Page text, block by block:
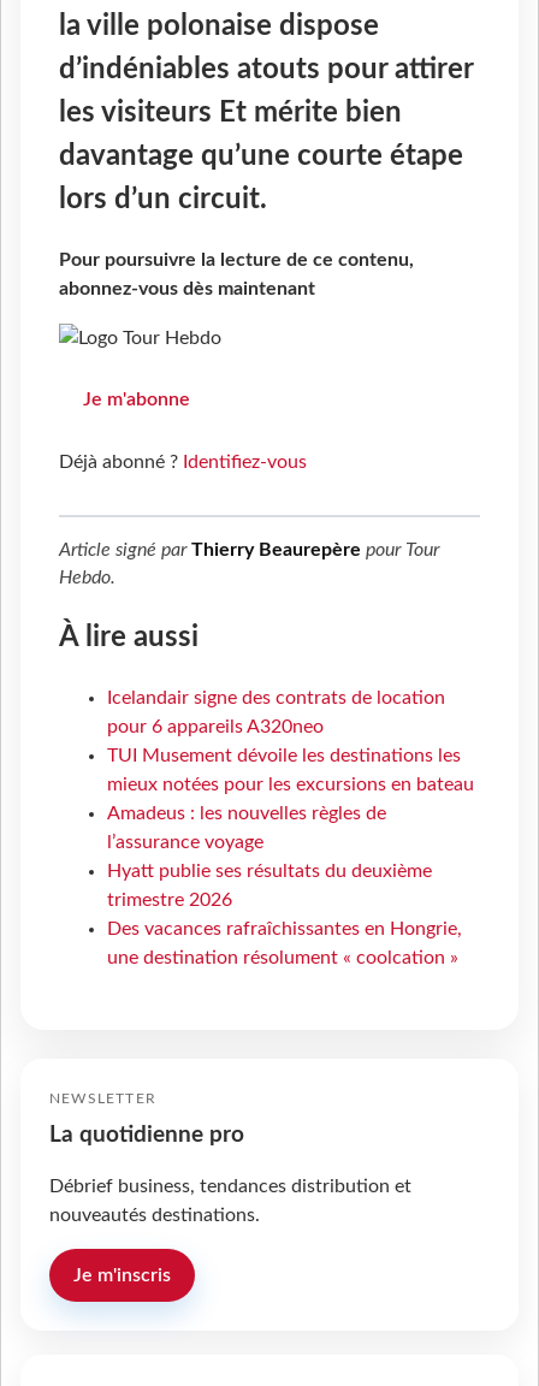
la ville polonaise dispose
d’indéniables atouts pour attirer
les visiteurs Et mérite bien
davantage qu’une courte étape
lors d’un circuit.
Pour poursuivre la lecture de ce contenu,
abonnez-vous dès maintenant
Je m'abonne
Déjà abonné ? Identifiez-vous
Article signé parThierry Beaurepère pour Tour
Hebdo.
À lire aussi
Icelandair signe des contrats de location
pour 6 appareils A320neo
TUI Musement dévoile les destinations les
mieux notées pour les excursions en bateau
Amadeus : les nouvelles règles de
l’assurance voyage
Hyatt publie ses résultats du deuxième
trimestre 2026
Des vacances rafraîchissantes en Hongrie,
une destination résolument « coolcation »
NEWSLETTER
La quotidienne pro
Débrief business, tendances distribution et
nouveautés destinations.
Je m'inscris